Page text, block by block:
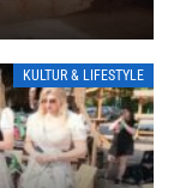
KULTUR & LIFESTYLE